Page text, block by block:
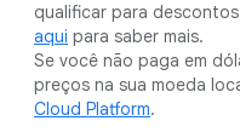
qualificar para
aqui para saber mais.
Se você não paga em
preços na sua moeda
Cloud Platform.